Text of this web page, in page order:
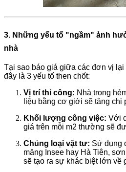
3. Những yếu tố "ngầm" ảnh
nhà
Tại sao báo giá giữa các đơn vị
đây là 3 yếu tố then chốt:
Vị trí thi công: Nhà trong
liệu bằng cơ giới sẽ tăng chi
Khối lượng công việc: Với
giá trên mỗi m2 thường sẽ
Chủng loại vật tư: Sử dụng
măng Insee hay Hà Tiên,
sẽ tạo ra sự khác biệt lớn về